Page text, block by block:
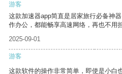
游客
这款加速器app简直是居家旅行必备神
作办公，都能畅享高速网络，再也不用
2025-09-01
游客
这款软件的操作非常简单，即使是小白